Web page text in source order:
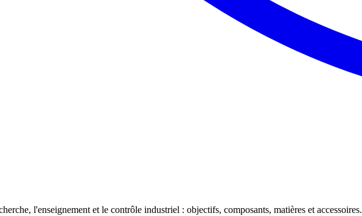
l'enseignement et le contrôle industriel : objectifs, composants, matières et accessoires.